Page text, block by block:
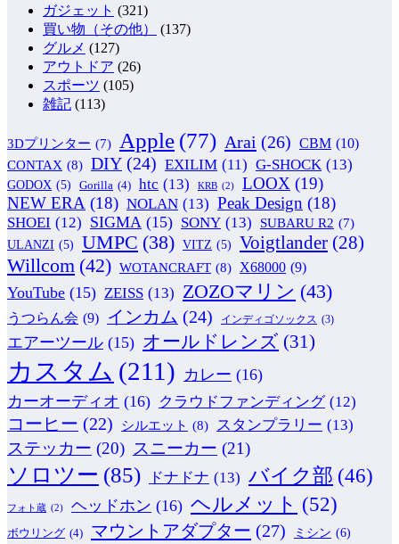
ガジェット (321)
買い物（その他）
(137)
グルメ (127)
アウトドア (26)
スポーツ (105)
雑記 (113)
3Dプリンター (7) Apple (77) Arai (26) CBM (10)
CONTAX (8) DIY (24) EXILIM (11) G-SHOCK (13)
GODOX (5) Gorilla (4) htc (13) KRB (2) LOOX (19)
NEW ERA (18) NOLAN (13) Peak Design (18)
SHOEI (12) SIGMA (15) SONY (13) SUBARU R2 (7)
ULANZI (5) UMPC (38) VITZ (5) Voigtlander (28)
Willcom (42) WOTANCRAFT (8) X68000 (9)
YouTube (15) ZEISS (13) ZOZOマリン (43)
うつらん会 (9) インカム (24) インディゴソックス (3)
エアーツール (15) オールドレンズ (31)
カスタム (211) カレー (16)
カーオーディオ (16) クラウドファンディング (12)
コーヒー (22) シルエット (8) スタンプラリー (13)
ステッカー (20) スニーカー (21)
ソロツー (85) ドナドナ (13) バイク部 (46)
フォト蔵 (2) ヘッドホン (16) ヘルメット (52)
ボウリング (4) マウントアダプター (27) ミシン (6)